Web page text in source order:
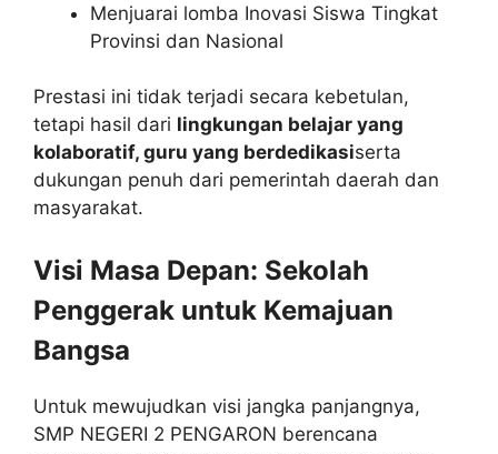
Menjuarai lomba Inovasi Siswa Tingkat
Provinsi dan Nasional
Prestasi ini tidak terjadi secara kebetulan,
tetapi hasil dari lingkungan belajar yang
kolaboratif, guru yang berdedikasiserta
dukungan penuh dari pemerintah daerah dan
masyarakat.
Visi Masa Depan: Sekolah
Penggerak untuk Kemajuan
Bangsa
Untuk mewujudkan visi jangka panjangnya,
SMP NEGERI 2 PENGARON berencana